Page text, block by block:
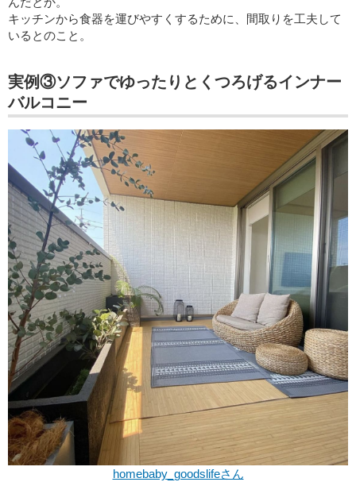
キッチンから食器を運びやすくするために、間取りを工夫して
いるとのこと。
実例③ソファでゆったりとくつろげるインナー
バルコニー
homebaby_goodslifeさん